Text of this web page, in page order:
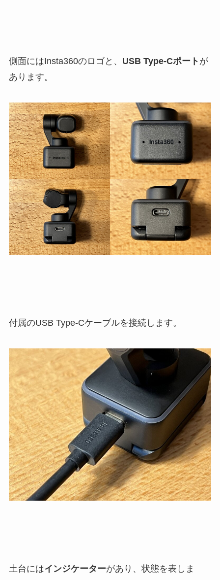
側面にはInsta360のロゴと、 USB Type-Cポート が
あります。
付属のUSB Type-Cケーブルを接続します。
土台にはインジケーターがあり、状態を表しま